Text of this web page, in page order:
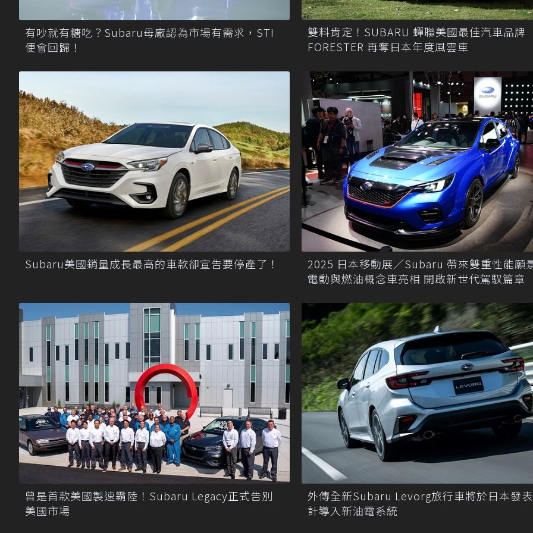
有吵就有糖吃？Subaru母廠認為市場有需求，STI
便會回歸！
雙料肯定！SUBARU 蟬聯美國最佳汽車品牌
FORESTER 再奪日本年度風雲車
Subaru美國銷量成長最高的車款卻宣告要停產了！
2025 日本移動展／Subaru 帶來雙重性能願
電動與燃油概念車亮相 開啟新世代駕馭篇章
曾是首款美國製速霸陸！Subaru Legacy正式告別
美國市場
外傳全新Subaru Levorg旅行車將於日本發
計導入新油電系統